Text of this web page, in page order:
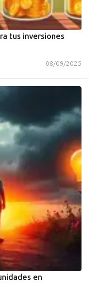
tus inversiones
08/09/2025
en